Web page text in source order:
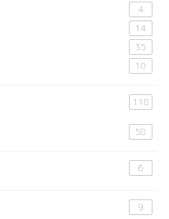
4
14
35
10
118
58
6
9